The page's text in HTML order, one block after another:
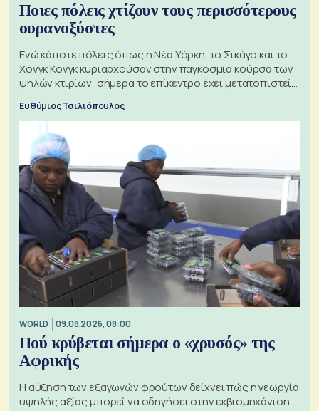
Ποιες πόλεις χτίζουν τους περισσότερους
ουρανοξύστες
Ενώ κάποτε πόλεις όπως η Νέα Υόρκη, το Σικάγο και το
Χονγκ Κονγκ κυριαρχούσαν στην παγκόσμια κούρσα των
ψηλών κτιρίων, σήμερα το επίκεντρο έχει μετατοπιστεί
Ευθύμιος Τσιλιόπουλος
WORLD 09.08.2026, 08:00
Πού κρύβεται σήμερα ο «χρυσός» της
Αφρικής
Η αύξηση των εξαγωγών φρούτων δείχνει πώς η γεωργία
υψηλής αξίας μπορεί να οδηγήσει στην εκβιομηχάνιση